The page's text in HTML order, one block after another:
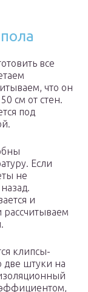
все
что он
см от стен.
под
Если
не
и
рассчитываем
клипсы-
две штуки на